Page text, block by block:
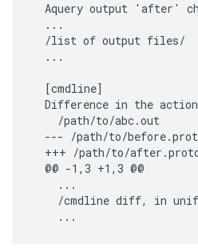
Aquery output 'after'
  ...
  /list of output files/
  ...
  [cmdline]
Difference in the
    /path/to/abc.out
--- /path/to/
+++ /path/to/
  @@ -1,3 +1,3 @@
    ...
/cmdline diff, in